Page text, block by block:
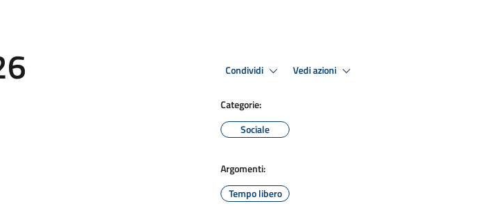
Condividi Vedi azioni
Categorie:
Sociale
Argomenti:
Tempo libero